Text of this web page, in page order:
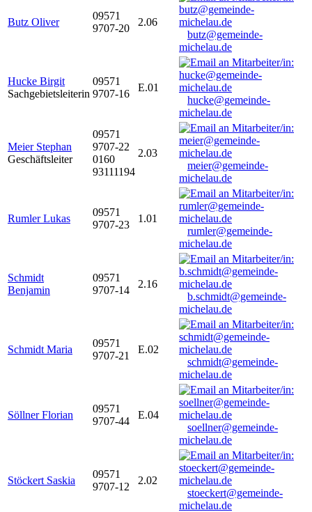
Butz Oliver
09571
9707-20
2.06
butz@gemeinde-
michelau.de
Hucke Birgit
Sachgebietsleiterin
09571
9707-16
E.01
hucke@gemeinde-
michelau.de
Meier Stephan
Geschäftsleiter
09571
9707-22
0160
93111194
2.03
meier@gemeinde-
michelau.de
Rumler Lukas
09571
9707-23
1.01
rumler@gemeinde-
michelau.de
Schmidt
Benjamin
09571
9707-14
2.16
b.schmidt@gemeinde-
michelau.de
Schmidt Maria
09571
9707-21
E.02
schmidt@gemeinde-
michelau.de
Söllner Florian
09571
9707-44
E.04
soellner@gemeinde-
michelau.de
Stöckert Saskia
09571
9707-12
2.02
stoeckert@gemeinde-
michelau.de